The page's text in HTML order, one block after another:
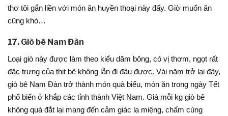
thơ tôi gắn liền với món ăn huyền thoại này đấy. Giờ muốn ăn
cũng khó…
17. Giò bê Nam Đàn
Loại giò này được làm theo kiểu dăm bông, có vị thơm, ngọt rất
đặc trưng của thịt bê không lẫn đi đâu được. Vài năm trở lại đây,
giò bê Nam Đàn trở thành món quà biếu, món ăn trong ngày Tết
phổ biến ở khắp các tỉnh thành Việt Nam. Giá mỗi kg giò bê
không quá đắt lại mang đến cảm giác lạ miệng, chấm cùng